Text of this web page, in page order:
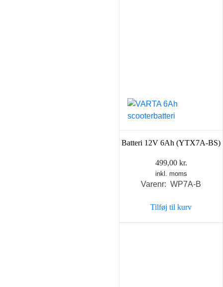
Batteri 12V 6Ah (YTX7A-BS)
499,00 kr.
inkl. moms
Varenr: WP7A-B
Tilføj til kurv